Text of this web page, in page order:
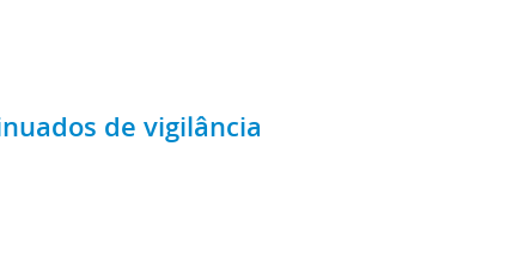
de vigilância